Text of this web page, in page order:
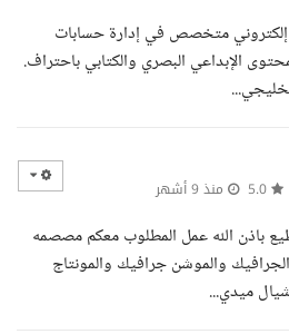
إلكتروني متخصص في إدارة حسابات
الإبداعي البصري والكتابي باحتراف.
منذ 9 أشهر
باذن الله عمل المطلوب معكم مصصمه
والموشن جرافيك والمونتاج
ميدي...